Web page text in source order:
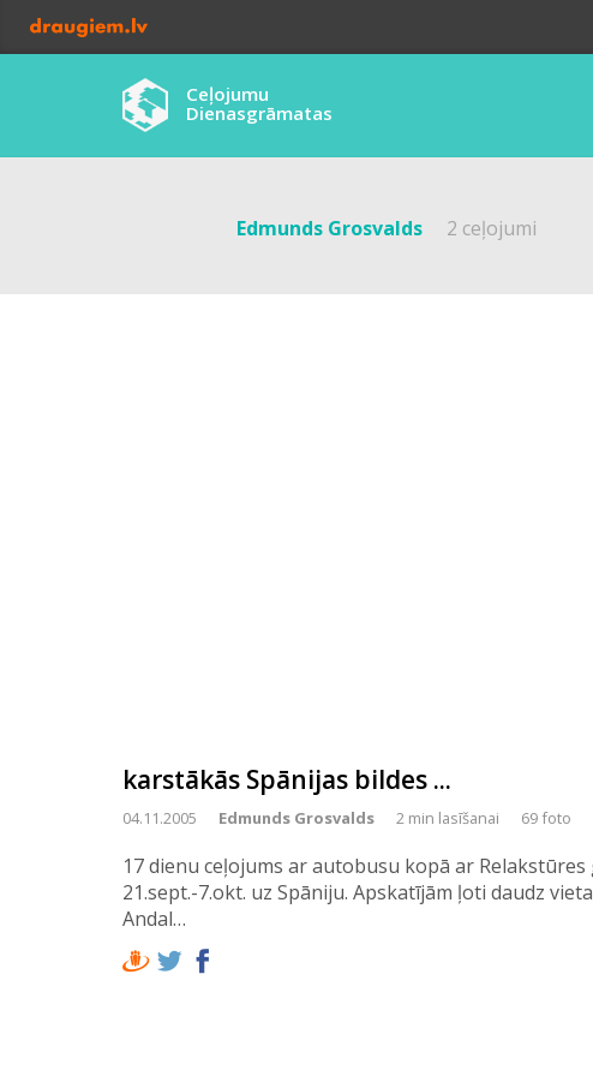
Ceļojumu
Dienasgrāmatas
Edmunds Grosvalds 2 ceļojumi
karstākās Spānijas bildes ...
04.11.2005 Edmunds Grosvalds 2 min lasīšanai 69 foto
17 dienu ceļojums ar autobusu kopā ar Relakstūres
21.sept.-7.okt. uz Spāniju. Apskatījām ļoti daudz
Andal…